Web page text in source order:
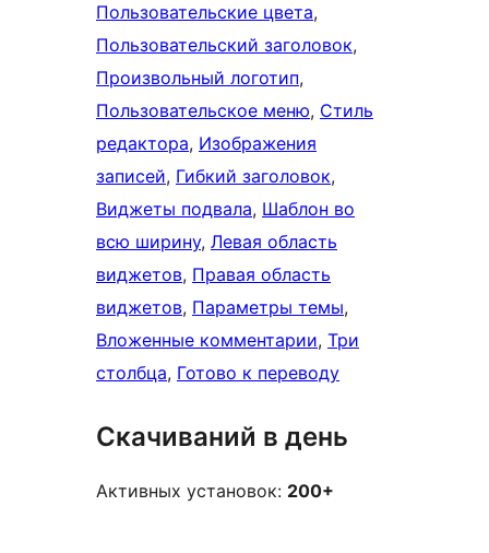
Пользовательские цвета
Пользовательский заголовок
Произвольный логотип
Пользовательское меню, Стиль
редактора, Изображения
записей, Гибкий заголовок
Виджеты подвала, Шаблон во
всю ширину, Левая область
виджетов, Правая область
виджетов, Параметры темы
Вложенные комментарии, Три
столбца, Готово к переводу
Скачиваний в день
Активных установок: 200+